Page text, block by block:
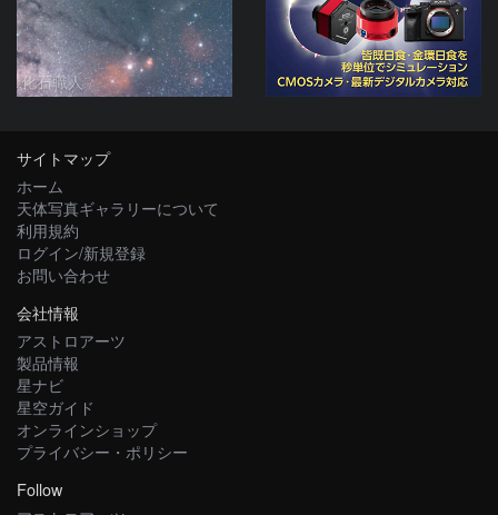
化石職人
サイトマップ
ホーム
天体写真ギャラリーについて
利用規約
ログイン/新規登録
お問い合わせ
会社情報
アストロアーツ
製品情報
星ナビ
星空ガイド
オンラインショップ
プライバシー・ポリシー
Follow